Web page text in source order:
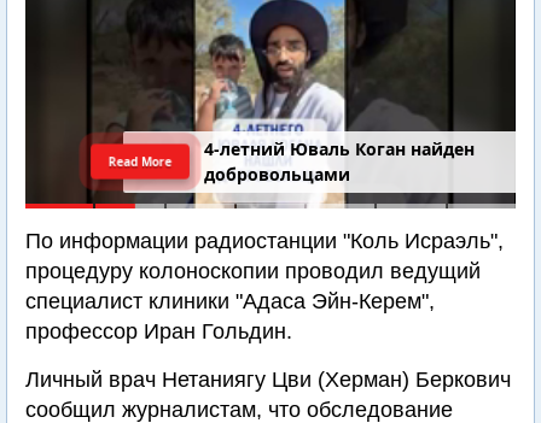
4-летний Юваль Коган найден
добровольцами
Read More
По информации радиостанции "Коль Исраэль",
процедуру колоноскопии проводил ведущий
специалист клиники "Адаса Эйн-Керем",
профессор Иран Гольдин.
Личный врач Нетаниягу Цви (Херман) Беркович
сообщил журналистам, что обследование